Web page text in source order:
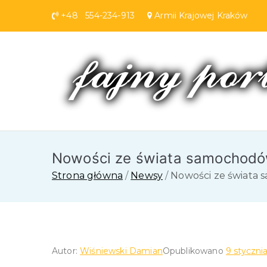
+48 554-234-913 Armii Krajowej Kraków
Nowości ze świata
Strona główna Newsy Nowości ze świata
Autor:Wiśniewski DamianOpublikowano 9